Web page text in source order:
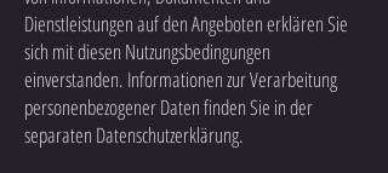
Dienstleistungen auf den Angeboten erklären Sie
sich mit diesen Nutzungsbedingungen
einverstanden. Informationen zur Verarbeitung
personenbezogener Daten finden Sie in der
separaten Datenschutzerklärung.